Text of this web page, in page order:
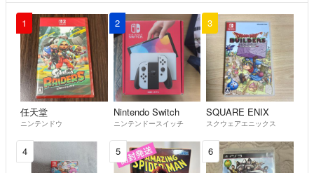
1
任天堂
ニンテンドウ
2
Nintendo Switch
ニンテンドースイッチ
3
SQUARE ENIX
スクウェアエニックス
4 5 6